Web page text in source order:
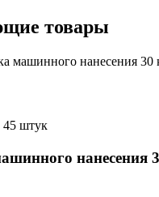
товары
45 штук
нанесения